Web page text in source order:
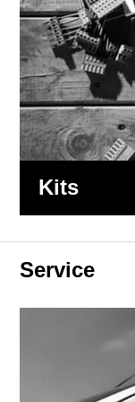
Kits
Service